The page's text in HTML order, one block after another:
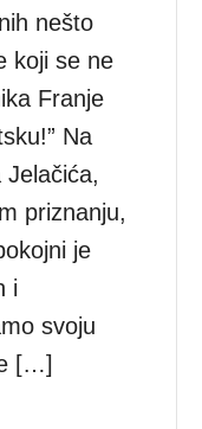
nešto
koji se ne
Franje
Na
priznanju,
je
i
svoju
[…]